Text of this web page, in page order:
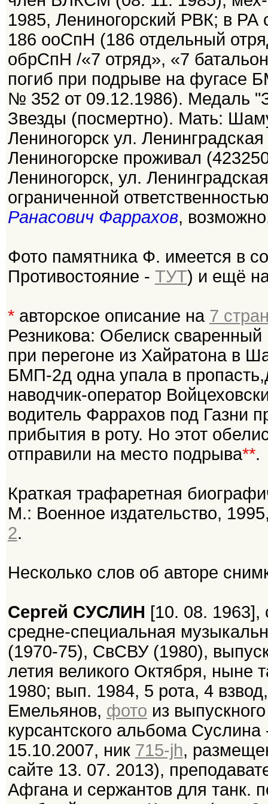
1985, Лениногорский РВК; в РА
186 ооСпН (186 отдельный
обрСпН /«7 отряд», «7
погиб при подрыве на фугасе
№ 352 от 09.12.1986). Медаль
Звезды (посмертно). Мать:
Лениногорск ул.
Лениногорске проживал
Лениногорск, ул.
ограниченной
Ранасович Фаррахов,
Фото памятника Ф. имеется в
Противостояние - ТУТ) и ещё
*авторское описание на 7
Резникова: Обелиск
при перегоне из Хайратона в
БМП-2д одна упала в
наводчик-оператор
водитель Фаррахов под Газни
прибытия в роту. Но этот
отправили на место подрыва**.
Краткая трафаретная
М.: Военное издательство,
2.
Несколько слов об авторе
Сергей СУСЛИН [10. 08.
средне-специальная
(1970-75), СвСВУ (1980),
летия великого Октября, ныне
1980; вып. 1984, 5 рота, 4
Емельянов, фото из
курсантского альбома
15.10.2007, ник 715-jh,
сайте 13. 07. 2013),
Афгана и сержантов для танк.